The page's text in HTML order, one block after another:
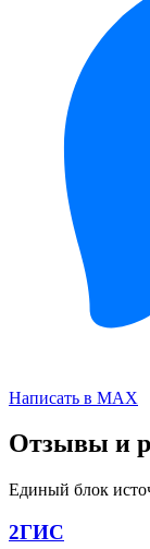
Написать в MAX
Отзывы и
Единый блок
2ГИС